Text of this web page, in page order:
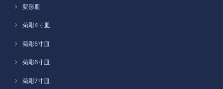
変形皿
菊彫4寸皿
菊彫5寸皿
菊彫6寸皿
菊彫7寸皿